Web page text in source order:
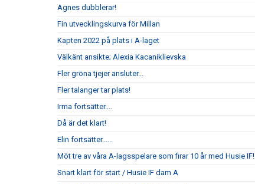
Agnes dubblerar!
Fin utvecklingskurva för Millan
Kapten 2022 på plats i A-laget
Välkänt ansikte; Alexia Kacaniklievska
Fler gröna tjejer ansluter...
Fler talanger tar plats!
Irma fortsätter....
Då är det klart!
Elin fortsätter......
Möt tre av våra A-lagsspelare som firar 10 år med Husie IF!
Snart klart för start / Husie IF dam A